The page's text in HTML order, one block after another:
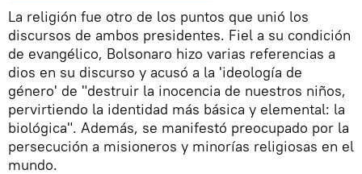
La religión fue otro de los puntos que unió los
discursos de ambos presidentes. Fiel a su condición
de evangélico, Bolsonaro hizo varias referencias a
dios en su discurso y acusó a la 'ideología de
género' de "destruir la inocencia de nuestros niños,
pervirtiendo la identidad más básica y elemental: la
biológica". Además, se manifestó preocupado por la
persecución a misioneros y minorías religiosas en el
mundo.